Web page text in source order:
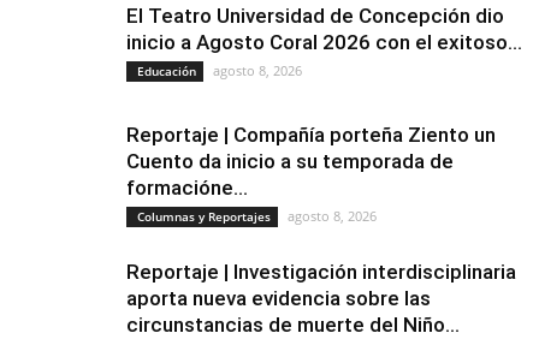
El Teatro Universidad de Concepción dio
inicio a Agosto Coral 2026 con el exitoso...
Educación agosto 8, 2026
Reportaje | Compañía porteña Ziento un
Cuento da inicio a su temporada de
formacióne...
Columnas y Reportajes agosto 8, 2026
Reportaje | Investigación interdisciplinaria
aporta nueva evidencia sobre las
circunstancias de muerte del Niño...